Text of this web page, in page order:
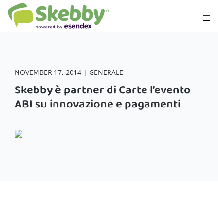
NOVEMBER 17, 2014 | GENERALE
Skebby è partner di Carte l’evento
ABI su innovazione e pagamenti